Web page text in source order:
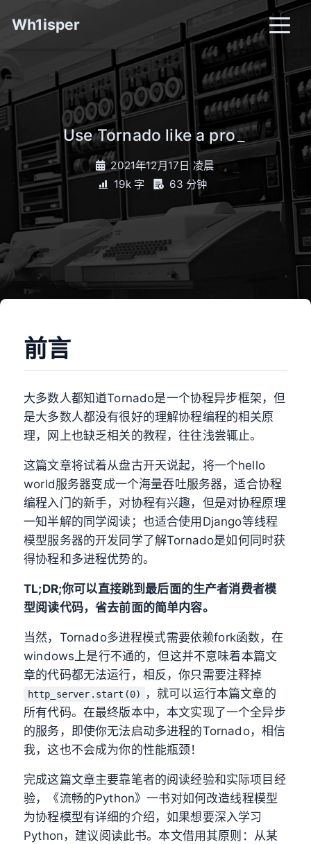
Wh1isper
Use Tornado like a pro_
2021年12月17日 凌晨
19k 字
63 分钟
前言
大多数人都知道Tornado是一个协程异步框架，但
是大多数人都没有很好的理解协程编程的相关原
理，网上也缺乏相关的教程，往往浅尝辄止。
这篇文章将试着从盘古开天说起，将一个hello
world服务器变成一个海量吞吐服务器，适合协程
编程入门的新手，对协程有兴趣，但是对协程原理
一知半解的同学阅读；也适合使用Django等线程
模型服务器的开发同学了解Tornado是如何同时获
得协程和多进程优势的。
TL;DR;你可以直接跳到最后面的生产者消费者模
型阅读代码，省去前面的简单内容。
当然，Tornado多进程模式需要依赖fork函数，在
windows上是行不通的，但这并不意味着本篇文
章的代码都无法运行，相反，你只需要注释掉
http_server.start(0)
，就可以运行本篇文章的
所有代码。在最终版本中，本文实现了一个全异步
的服务，即使你无法启动多进程的Tornado，相信
我，这也不会成为你的性能瓶颈！
完成这篇文章主要靠笔者的阅读经验和实际项目经
验，《流畅的Python》一书对如何改造线程模型
为协程模型有详细的介绍，如果想要深入学习
Python，建议阅读此书。本文借用其原则：从某